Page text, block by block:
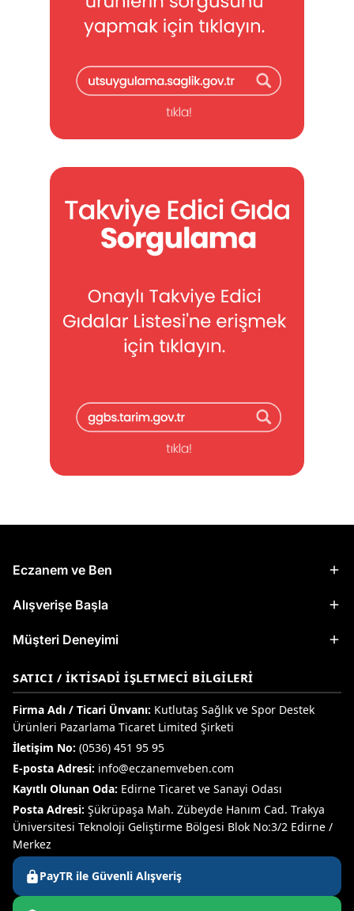
Eczanem ve Ben
Alışverişe Başla
Müşteri Deneyimi
SATICI / İKTISADI İŞLETMECI BILGILERI
Firma Adı / Ticari Ünvanı: Kutlutaş Sağlık ve Spor Destek
Ürünleri Pazarlama Ticaret Limited Şirketi
İletişim No: (0536) 451 95 95
E-posta Adresi: info@eczanemveben.com
Kayıtlı Olunan Oda: Edirne Ticaret ve Sanayi Odası
Posta Adresi: Şükrüpaşa Mah. Zübeyde Hanım Cad. Trakya
Üniversitesi Teknoloji Geliştirme Bölgesi Blok No:3/2 Edirne /
Merkez
PayTR ile Güvenli Alışveriş